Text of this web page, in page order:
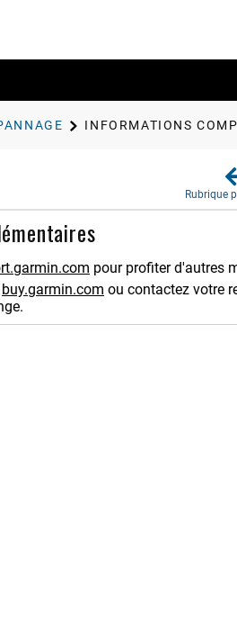
INFORMATIONS
Rubrique
pour profiter d'autres
buy.garmin.com ou contactez votre